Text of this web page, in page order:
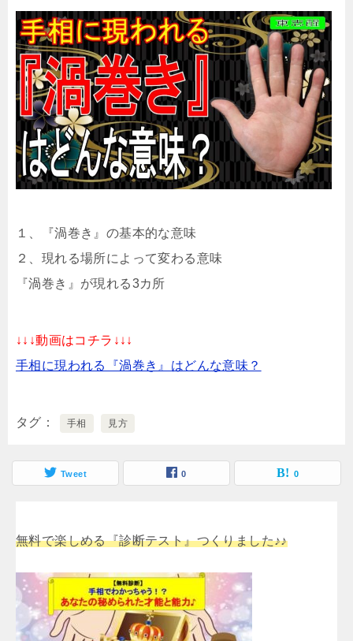
１、『渦巻き』の基本的な意味
２、現れる場所によって変わる意味
『渦巻き』が現れる3カ所
↓↓↓動画はコチラ↓↓↓
手相に現われる『渦巻き』はどんな意味？
タグ 手相 見方
Tweet 0 0
無料で楽しめる『診断テスト』つくりました♪♪